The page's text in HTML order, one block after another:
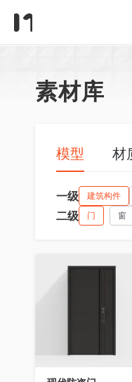
素材库
模型 材
一级 建筑构件
二级 门 窗
收藏